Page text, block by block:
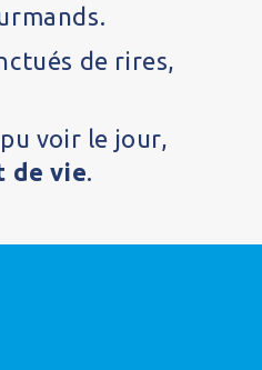
de rires,
voir le jour,
de vie.